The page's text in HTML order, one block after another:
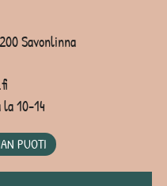
Savonlinna
10-14
PUOTI